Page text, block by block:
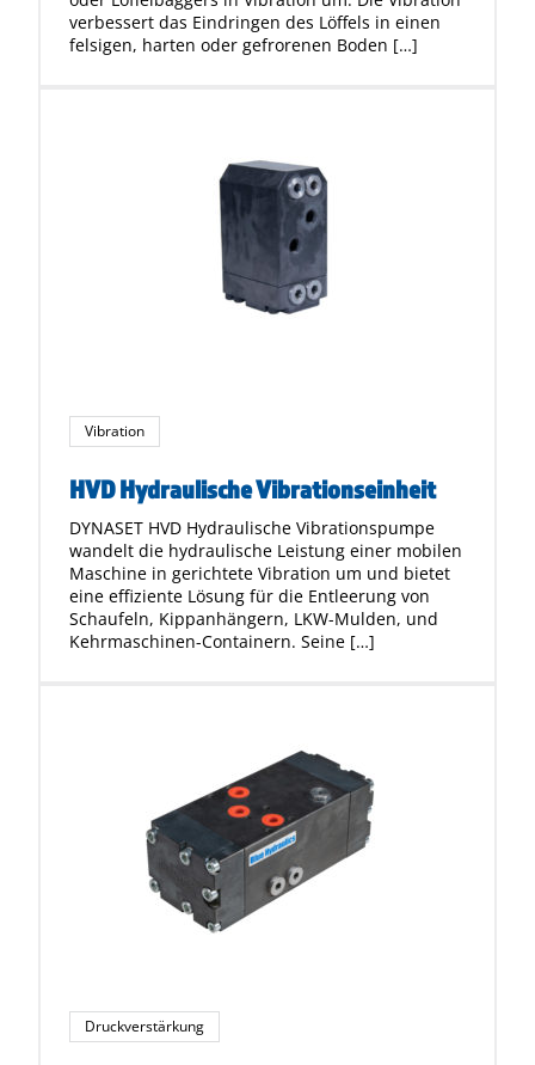
verbessert das Eindringen des Löffels in einen
felsigen, harten oder gefrorenen Boden […]
Vibration
HVD Hydraulische Vibrationseinheit
DYNASET HVD Hydraulische Vibrationspumpe
wandelt die hydraulische Leistung einer mobilen
Maschine in gerichtete Vibration um und bietet
eine effiziente Lösung für die Entleerung von
Schaufeln, Kippanhängern, LKW-Mulden, und
Kehrmaschinen-Containern. Seine […]
Druckverstärkung